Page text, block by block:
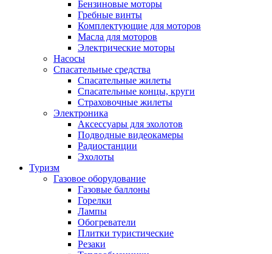
Бензиновые моторы
Гребные винты
Комплектующие для моторов
Масла для моторов
Электрические моторы
Насосы
Спасательные средства
Спасательные жилеты
Спасательные концы, круги
Страховочные жилеты
Электроника
Аксессуары для эхолотов
Подводные видеокамеры
Радиостанции
Эхолоты
Туризм
Газовое оборудование
Газовые баллоны
Горелки
Лампы
Обогреватели
Плитки туристические
Резаки